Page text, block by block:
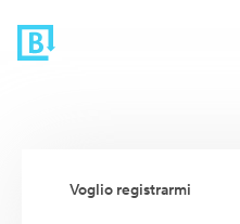
Voglio registrarmi